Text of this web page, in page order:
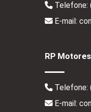
Telefone:
E-mail:
RP
Telefone:
E-mail: